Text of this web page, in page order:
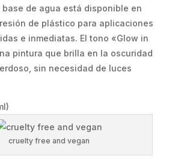
base de agua está disponible en
de plástico para aplicaciones
e inmediatas. El tono «Glow in
pintura que brilla en la oscuridad
sin necesidad de luces
cruelty free and vegan